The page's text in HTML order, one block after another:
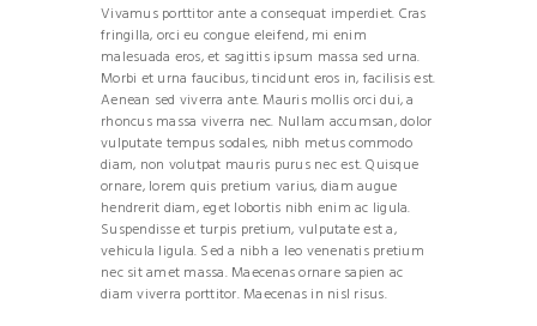
Vivamus porttitor ante a consequat imperdiet. Cras
fringilla, orci eu congue eleifend, mi enim
malesuada eros, et sagittis ipsum massa sed urna.
Morbi et urna faucibus, tincidunt eros in, facilisis est.
Aenean sed viverra ante. Mauris mollis orci dui, a
rhoncus massa viverra nec. Nullam accumsan, dolor
vulputate tempus sodales, nibh metus commodo
diam, non volutpat mauris purus nec est. Quisque
ornare, lorem quis pretium varius, diam augue
hendrerit diam, eget lobortis nibh enim ac ligula.
Suspendisse et turpis pretium, vulputate est a,
vehicula ligula. Sed a nibh a leo venenatis pretium
nec sit amet massa. Maecenas ornare sapien ac
diam viverra porttitor. Maecenas in nisl risus.